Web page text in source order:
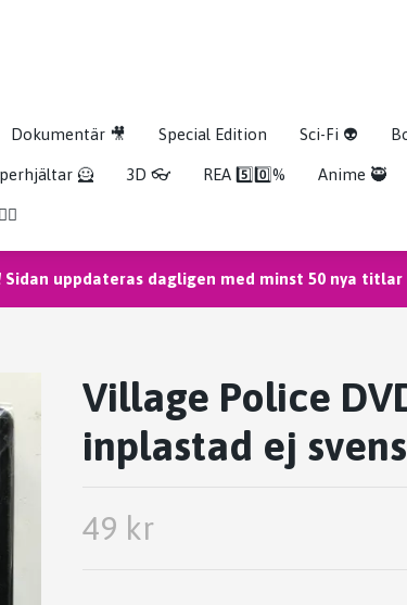
Dokumentär 🎥 Special Edition Sci-Fi 👽
🦸 3D 👓 REA 5️⃣0️⃣% Anime 🥷
uppdateras dagligen med minst 50 nya
Village Police
inplastad ej
49 kr